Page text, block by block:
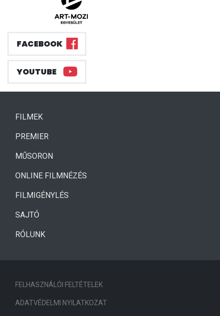
FACEBOOK
YOUTUBE
FILMEK(CURRENT)
PREMIER
MŰSORON
ONLINE FILMNÉZÉS
FILMIGÉNYLÉS
SAJTÓ
RÓLUNK
FELHASZNÁLÓI FELTÉTELEK
ADATVÉDELMI NYILATKOZAT